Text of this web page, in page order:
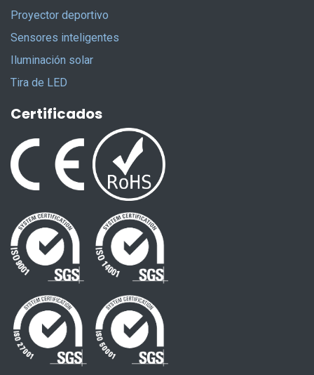
Proyector deportivo
Sensores inteligentes
Iluminación solar
Tira de LED
Certificados